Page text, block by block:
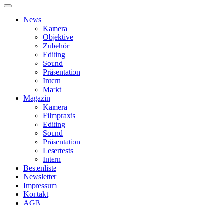
News
Kamera
Objektive
Zubehör
Editing
Sound
Präsentation
Intern
Markt
Magazin
Kamera
Filmpraxis
Editing
Sound
Präsentation
Lesertests
Intern
Bestenliste
Newsletter
Impressum
Kontakt
AGB